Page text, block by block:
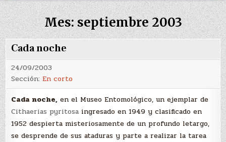
Mes:septiembre 2003
Cada noche
24/09/2003
Sección:En corto
Cada noche, en el Museo Entomológico, un ejemplar de
Cithaerias pyritosa ingresado en 1949 y clasificado en
1952 despierta misteriosamente de un profundo letargo,
se desprende de sus ataduras y parte a realizar la tarea